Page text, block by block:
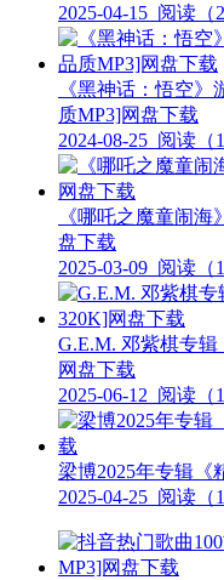
2025-04-15 阅读（
《黑神话：悟空
质MP3]网盘下载
2024-08-25 阅读（
《哪吒之魔童闹
盘下载
2025-03-09 阅读（
G.E.M. 邓紫棋专
网盘下载
2025-06-12 阅读（
梁博2025年专辑《
2025-04-25 阅读（